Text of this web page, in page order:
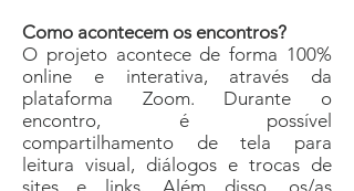
Como acontecem os encontros?
O projeto acontece de forma 100%
online e interativa, através da
plataforma Zoom. Durante o
encontro, é possível
compartilhamento de tela para
leitura visual, diálogos e trocas de
sites e links. Além disso, os/as